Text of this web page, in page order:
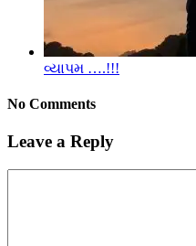
વ્યાપમ ….!!!
No Comments
Leave a Reply